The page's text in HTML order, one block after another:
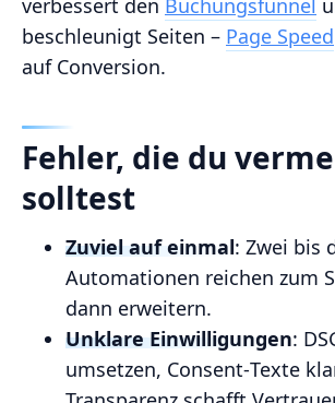
beschleunigt Seiten – Page Speed
auf Conversion.
Fehler, die du
solltest
Zuviel auf einmal: Zwei bis
Automationen reichen zum
dann erweitern.
Unklare Einwilligungen:
umsetzen, Consent‑Texte